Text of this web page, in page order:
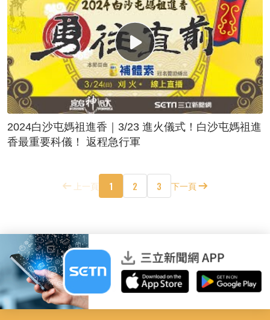
2024白沙屯媽祖進香｜3/23 進火儀式！白沙屯媽祖進
香最重要科儀！ 返程急行軍
上一頁 1 2 3 下一頁